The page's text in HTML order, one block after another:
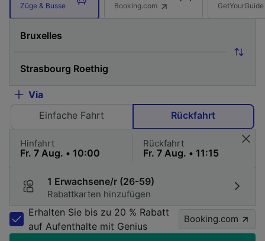
Züge & Busse Booking.com GetYourGuide
Via
Einfache Fahrt
Rückfahrt
Hinfahrt Rückfahrt
1 Erwachsene/r (26-59)
Rabattkarten hinzufügen
Erhalten Sie bis zu 20 % Rabatt
auf Aufenthalte mit Genius
Booking.com